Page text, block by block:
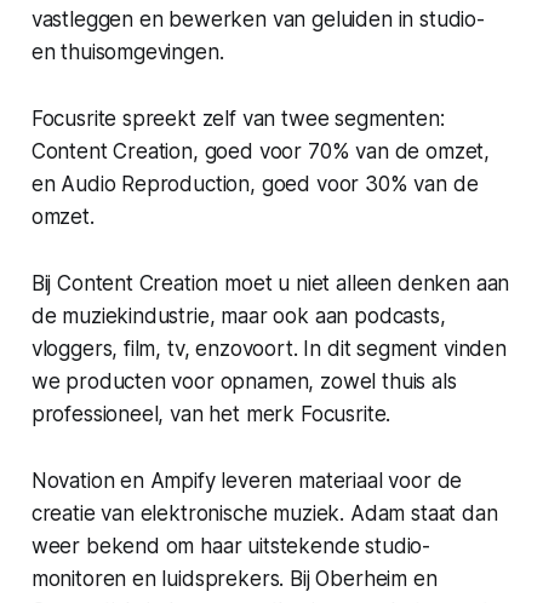
vastleggen en bewerken van geluiden in studio-
en thuisomgevingen.
Focusrite spreekt zelf van twee segmenten:
Content Creation, goed voor 70% van de omzet,
en Audio Reproduction, goed voor 30% van de
omzet.
Bij Content Creation moet u niet alleen denken aan
de muziekindustrie, maar ook aan podcasts,
vloggers, film, tv, enzovoort. In dit segment vinden
we producten voor opnamen, zowel thuis als
professioneel, van het merk Focusrite.
Novation en Ampify leveren materiaal voor de
creatie van elektronische muziek. Adam staat dan
weer bekend om haar uitstekende studio-
monitoren en luidsprekers. Bij Oberheim en